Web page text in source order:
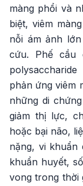
màng phổi và
biệt, viêm
nỗi ám ảnh
cứu. Phế
phản ứng viêm
những di
giảm thị lực,
hoặc bại não,
nặng, vi khuẩn
khuẩn huyết,
vong trong thời